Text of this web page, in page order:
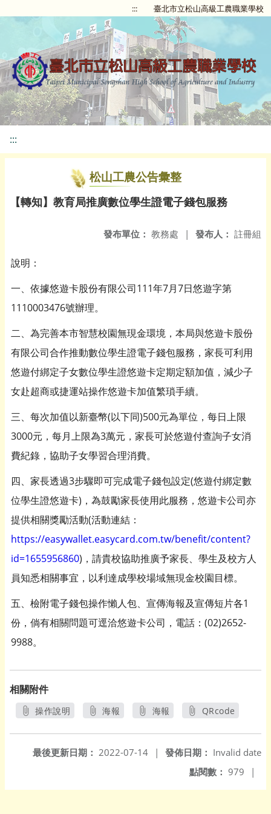
::: 臺北市立松山高級工農職業學校
:::
松山工農公告彙整
【轉知】教育局推廣數位學生證電子錢包服務
發布人： 註冊組
發布單位： 教務處 |
說明：
一、依據悠遊卡股份有限公司111年7月7日悠遊字第
1110003476號辦理。
二、為完善本市智慧校園無現金環境，本局與悠遊卡股份
有限公司合作推動數位學生證電子錢包服務，家長可利用
悠遊付綁定子女數位學生證悠遊卡定期定額加值，減少子
女赴超商或捷運站操作悠遊卡加值繁瑣手續。
三、每次加值以新臺幣(以下同)500元為單位，每日上限
3000元，每月上限為3萬元，家長可於悠遊付查詢子女消
費紀錄，協助子女學習合理消費。
四、家長透過3步驟即可完成電子錢包設定(悠遊付綁定數
位學生證悠遊卡)，為鼓勵家長使用此服務，悠遊卡公司亦
提供相關獎勵活動(活動連結：
https://easywallet.easycard.com.tw/benefit/content?
id=1655956860)，請貴校協助推廣予家長、學生及校方人
員知悉相關事宜，以利達成學校場域無現金校園目標。
五、檢附電子錢包操作懶人包、宣傳海報及宣傳短片各1
份，倘有相關問題可逕洽悠遊卡公司，電話：(02)2652-
9988。
相關附件
操作說明
海報
海報
QRcode
發佈日期： Invalid date
最後更新日期： 2022-07-14
|
點閱數： 979 |